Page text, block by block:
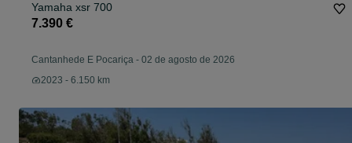
Yamaha xsr 700
7.390 €
Cantanhede E Pocariça - 02 de agosto de 2026
2023 - 6.150 km